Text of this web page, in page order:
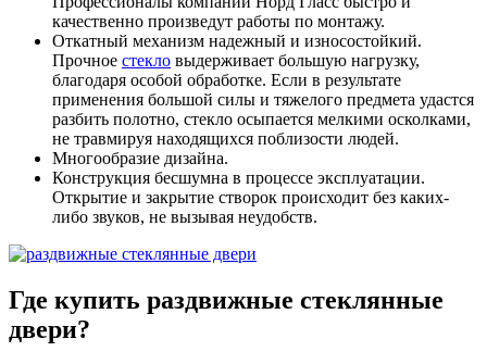
качественно произведут работы по монтажу.
Откатный механизм надежный и износостойкий.
Прочное стекло выдерживает большую нагрузку,
благодаря особой обработке. Если в результате
применения большой силы и тяжелого предмета удастся
разбить полотно, стекло осыпается мелкими осколками,
не травмируя находящихся поблизости людей.
Многообразие дизайна.
Конструкция бесшумна в процессе эксплуатации.
Открытие и закрытие створок происходит без каких-
либо звуков, не вызывая неудобств.
Где купить раздвижные стеклянные
двери?